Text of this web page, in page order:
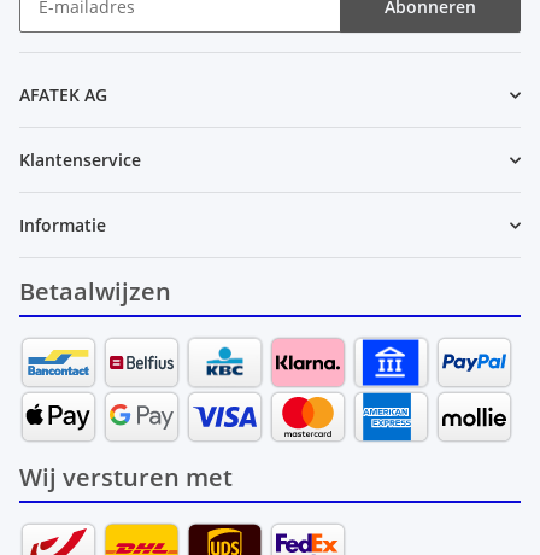
Abonneren
AFATEK AG
Klantenservice
Informatie
Betaalwijzen
Wij versturen met